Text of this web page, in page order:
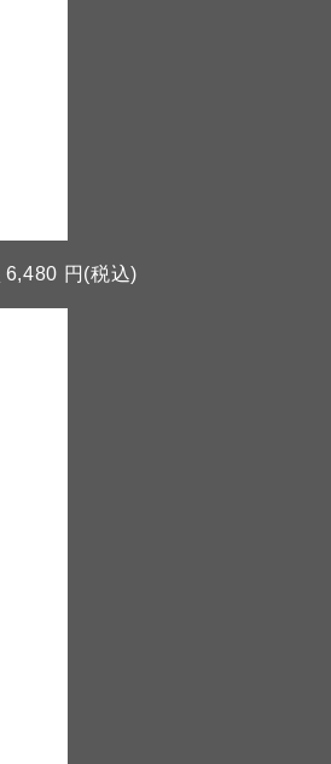
6,480 円(税込)